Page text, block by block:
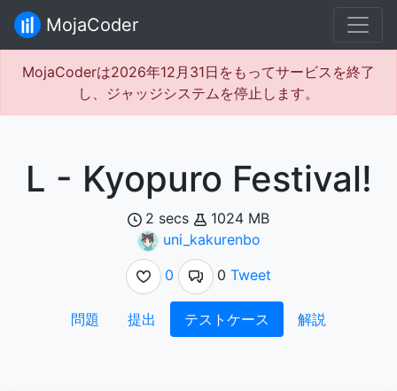
MojaCoder
MojaCoderは2026年12月31日をもってサービスを終了
し、ジャッジシステムを停止します。
L - Kyopuro Festival!
2 secs
1024 MB
uni_kakurenbo
0
0 Tweet
問題 提出 テストケース 解説